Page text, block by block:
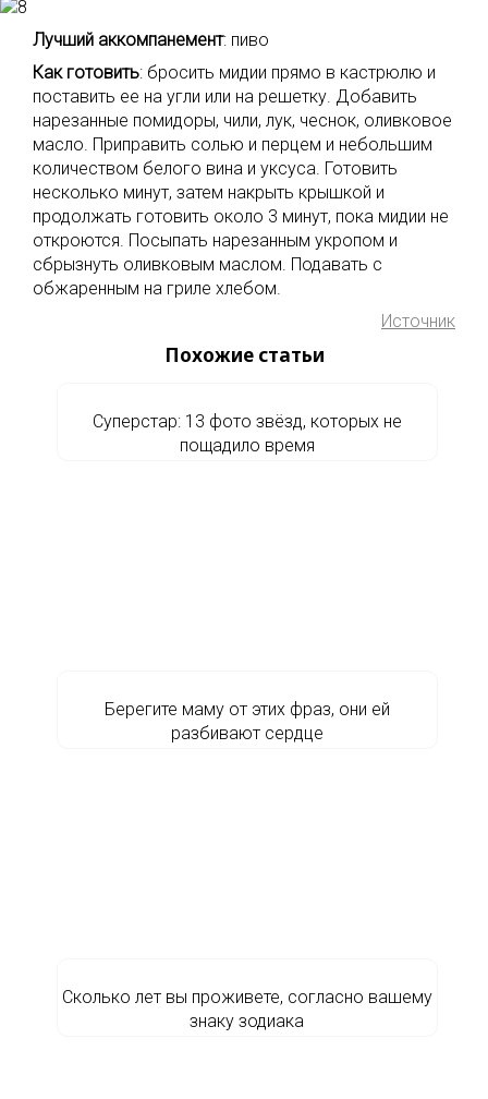
Лучший аккомпанемент: пиво
Как готовить: бросить мидии прямо в кастрюлю и
поставить ее на угли или на решетку. Добавить
нарезанные помидоры, чили, лук, чеснок, оливковое
масло. Приправить солью и перцем и небольшим
количеством белого вина и уксуса. Готовить
несколько минут, затем накрыть крышкой и
продолжать готовить около 3 минут, пока мидии не
откроются. Посыпать нарезанным укропом и
сбрызнуть оливковым маслом. Подавать с
обжаренным на гриле хлебом.
Источник
Похожие статьи
Суперстар: 13 фото звёзд, которых не
пощадило время
Берегите маму от этих фраз, они ей
разбивают сердце
Сколько лет вы проживете, согласно вашему
знаку зодиака